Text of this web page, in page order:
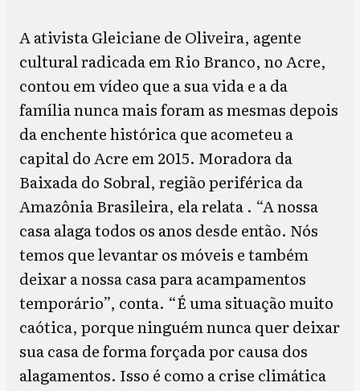
A ativista Gleiciane de Oliveira, agente
cultural radicada em Rio Branco, no Acre,
contou em vídeo que a sua vida e a da
família nunca mais foram as mesmas depois
da enchente histórica que acometeu a
capital do Acre em 2015. Moradora da
Baixada do Sobral, região periférica da
Amazônia Brasileira, ela relata . “A nossa
casa alaga todos os anos desde então. Nós
temos que levantar os móveis e também
deixar a nossa casa para acampamentos
temporário”, conta. “É uma situação muito
caótica, porque ninguém nunca quer deixar
sua casa de forma forçada por causa dos
alagamentos. Isso é como a crise climática